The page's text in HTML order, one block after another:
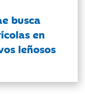
busca
en
leñosos